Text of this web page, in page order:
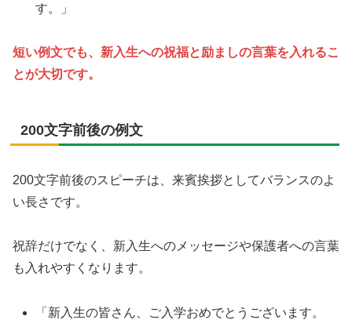
す。」
短い例文でも、新入生への祝福と励ましの言葉を入れるこ
とが大切です。
200文字前後の例文
200文字前後のスピーチは、来賓挨拶としてバランスのよ
い長さです。
祝辞だけでなく、新入生へのメッセージや保護者への言葉
も入れやすくなります。
「新入生の皆さん、ご入学おめでとうございます。